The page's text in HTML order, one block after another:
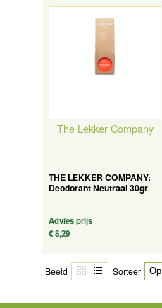
The Lekker Company
THE LEKKER COMPANY:
Deodorant Neutraal 30gr
Advies prijs
€ 8,29
Beeld Sorteer